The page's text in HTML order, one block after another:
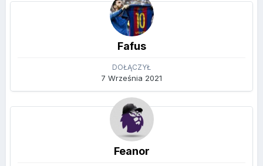
Fafus
DOŁĄCZYŁ
7 Września 2021
Feanor